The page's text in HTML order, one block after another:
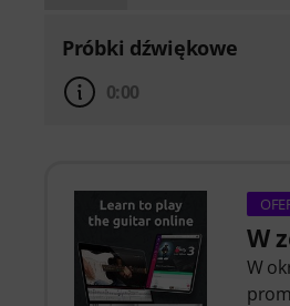
Próbki dźwiękowe
0:00
W
W